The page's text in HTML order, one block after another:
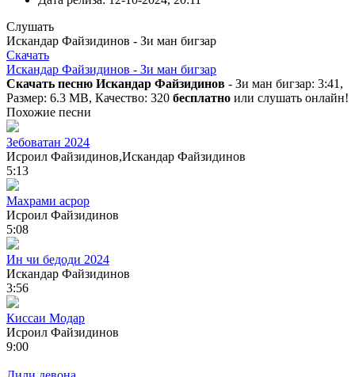
Слушать
Искандар Файзидинов - Зи ман бигзар
Скачать
Искандар Файзидинов - Зи ман бигзар
Скачать песню Искандар Файзидинов - Зи ман бигзар: 3:41,
Размер: 6.3 MB, Качество: 320 бесплатно или слушать онлайн!
Похожие песни
Зебоватан 2024
Исроил Файзидинов,Искандар Файзидинов
5:13
Махрами асрор
Исроил Файзидинов
5:08
Ин чи бедоди 2024
Искандар Файзидинов
3:56
Киссаи Модар
Исроил Файзидинов
9:00